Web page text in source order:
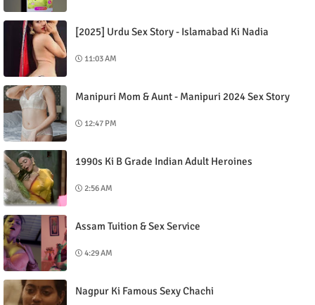
[2025] Urdu Sex Story - Islamabad Ki Nadia
11:03 AM
Manipuri Mom & Aunt - Manipuri 2024 Sex Story
12:47 PM
1990s Ki B Grade Indian Adult Heroines
2:56 AM
Assam Tuition & Sex Service
4:29 AM
Nagpur Ki Famous Sexy Chachi